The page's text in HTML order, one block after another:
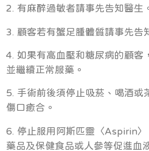
2. 有麻醉過敏者請事先告知醫生
3. 顧客若有蟹足腫體質請事先告
4. 如果有高血壓和糖尿病的顧客
並繼續正常服藥。
5. 手術前後須停止吸菸、喝酒或
傷口癒合。
6. 停止服用阿斯匹靈〈Aspirin
藥品及保健食品或人參等促進血